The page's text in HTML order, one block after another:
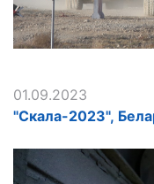
01.09.2023
"Скала-2023",